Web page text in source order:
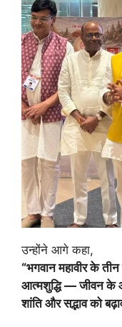
उन्होंने आगे कहा,
“भगवान महावीर के
आत्मशुद्धि — जीवन के
शांति और सद्भाव को